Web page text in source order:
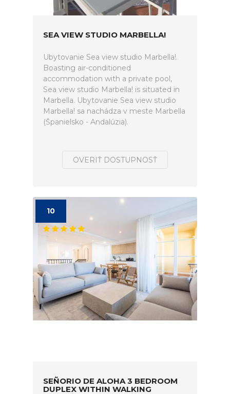
SEA VIEW STUDIO MARBELLA!
Ubytovanie Sea view studio Marbella!.
Boasting air-conditioned
accommodation with a private pool,
Sea view studio Marbella! is situated in
Marbella. Ubytovanie Sea view studio
Marbella! sa nachádza v meste Marbella
(Španielsko - Andalúzia).
OVERIŤ DOSTUPNOSŤ
10
SEÑORIO DE ALOHA 3 BEDROOM
DUPLEX WITHIN WALKING